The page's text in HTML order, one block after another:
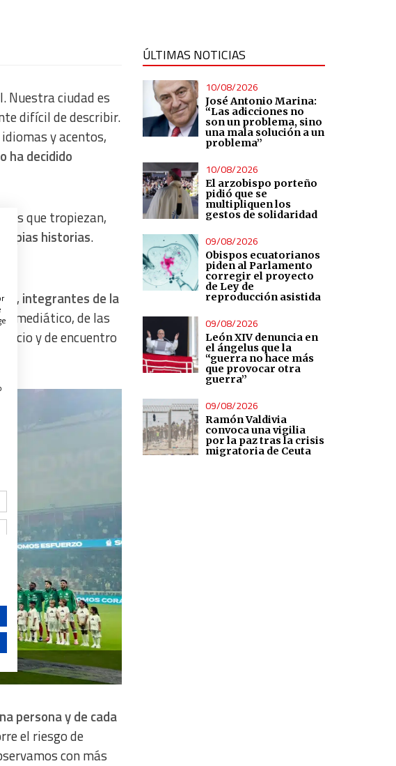
Nuestra ciudad es
difícil de describir.
y acentos,
ha decidido
que tropiezan,
historias.
integrantes de la
mediático, de las
y de encuentro
persona y de cada
el riesgo de
con más
ÚLTIMAS NOTICIAS
10/08/2026
José Antonio Marina:
“Las adicciones no
son un problema, sino
una mala solución a un
problema”
10/08/2026
El arzobispo porteño
pidió que se
multipliquen los
gestos de solidaridad
09/08/2026
Obispos ecuatorianos
piden al Parlamento
corregir el proyecto
de Ley de
reproducción asistida
09/08/2026
León XIV denuncia en
el ángelus que la
“guerra no hace más
que provocar otra
guerra”
09/08/2026
Ramón Valdivia
convoca una vigilia
por la paz tras la crisis
migratoria de Ceuta